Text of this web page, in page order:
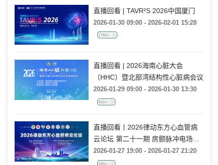
直播回看 | TAVR²S 2026中国厦门
2026-01-30 09:00 - 2026-02-01 15:28
17862人次
直播回看 | 2026海南心脏大会
（HHC）暨北部湾结构性心脏病会议
2026-01-29 09:00 - 2026-01-30 13:30
3624人次
直播回看丨2026律动东方心血管病
云论坛 第二十一期 房颤脉冲电场消
融技术研讨
2026-01-27 19:00 - 2026-01-27 21:20
2554人次